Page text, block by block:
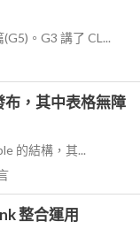
。G3 講了 CL...
布，其中表格無障
的結構，其...
整合運用